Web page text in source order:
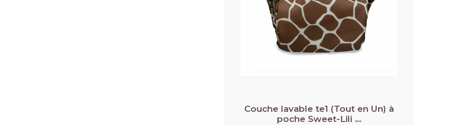
Couche lavable te1 (Tout en Un) à
poche Sweet-Lili …